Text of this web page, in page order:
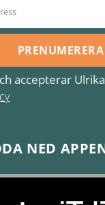
PRENUMERERA
accepterar
NED